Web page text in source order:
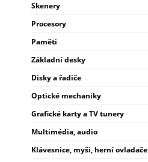
Skenery
Procesory
Paměti
Základní desky
Disky a řadiče
Optické mechaniky
Grafické karty a TV tunery
Multimédia, audio
Klávesnice, myši, herní ovladače